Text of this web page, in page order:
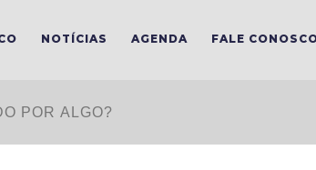
NOTÍCIAS AGENDA FALE